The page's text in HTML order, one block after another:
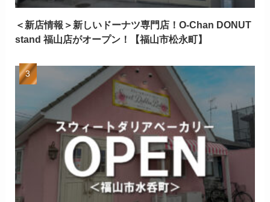
＜新店情報＞新しいドーナツ専門店！O-Chan DONUT
stand 福山店がオープン！【福山市松永町】